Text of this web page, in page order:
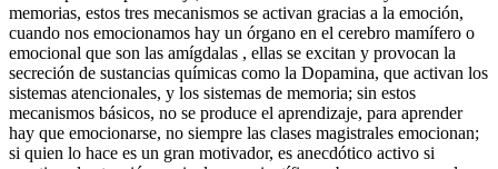
memorias, estos tres mecanismos se activan gracias a la emoción,
cuando nos emocionamos hay un órgano en el cerebro mamífero o
emocional que son las amígdalas , ellas se excitan y provocan la
secreción de sustancias químicas como la Dopamina, que activan los
sistemas atencionales, y los sistemas de memoria; sin estos
mecanismos básicos, no se produce el aprendizaje, para aprender
hay que emocionarse, no siempre las clases magistrales emocionan;
si quien lo hace es un gran motivador, es anecdótico activo si